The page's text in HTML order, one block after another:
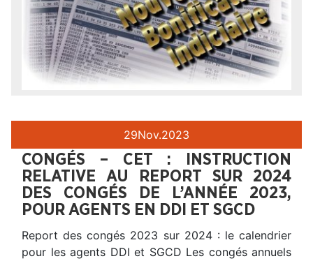
29Nov.2023
CONGÉS – CET : INSTRUCTION
RELATIVE AU REPORT SUR 2024
DES CONGÉS DE L’ANNÉE 2023,
POUR AGENTS EN DDI ET SGCD
Report des congés 2023 sur 2024 : le calendrier
pour les agents DDI et SGCD Les congés annuels